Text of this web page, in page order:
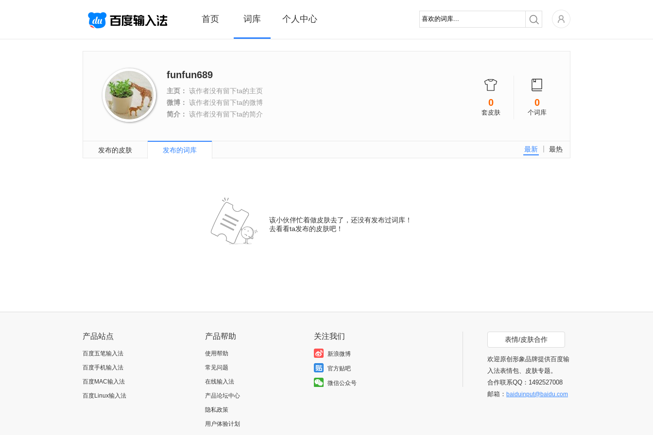
首页 词库 个人中心
0
套皮肤
0
个词库
funfun689
主页： 该作者没有留下ta的主页
微博： 该作者没有留下ta的微博
简介： 该作者没有留下ta的简介
最热
最新
发布的皮肤 发布的词库
该小伙伴忙着做皮肤去了，还没有发布过词库！
去看看ta发布的皮肤吧！
产品站点
百度五笔输入法
百度手机输入法
百度MAC输入法
百度Linux输入法
产品帮助
使用帮助
常见问题
在线输入法
产品论坛中心
隐私政策
用户体验计划
关注我们
新浪微博
官方贴吧
微信公众号
表情/皮肤合作
欢迎原创形象品牌提供百度输
入法表情包、皮肤专题。
合作联系QQ：1492527008
邮箱： baiduinput@baidu.com